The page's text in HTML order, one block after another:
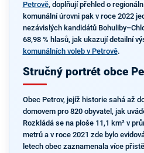
Petrově, doplňují přehled o
komunální úrovni pak v roce 2022
nezávislých kandidátů
68,98 % hlasů, jak ukazují detailní
komunálních voleb v Petrově.
Stručný portrét obce
Obec Petrov, jejíž historie sahá až
domovem pro 820 obyvatel, jak
Rozkládá se na ploše 11,1 km² v
metrů a v roce 2021 zde bylo
letech obec zaznamenala více